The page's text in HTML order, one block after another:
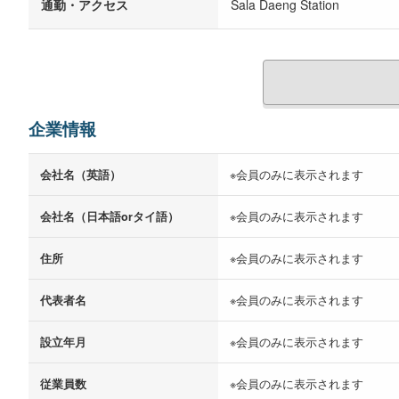
通勤・アクセス Sala Daeng Station
企業情報
会社名（英語） ※会員のみに表示されます
会社名（日本語orタイ語） ※会員のみに表示されます
住所 ※会員のみに表示されます
代表者名 ※会員のみに表示されます
設立年月 ※会員のみに表示されます
従業員数 ※会員のみに表示されます